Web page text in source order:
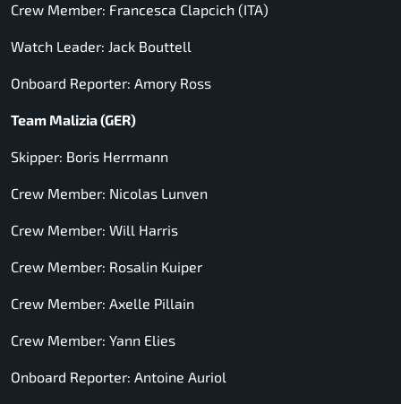
Crew Member: Francesca Clapcich (ITA)
Watch Leader: Jack Bouttell
Onboard Reporter: Amory Ross
Team Malizia (GER)
Skipper: Boris Herrmann
Crew Member: Nicolas Lunven
Crew Member: Will Harris
Crew Member: Rosalin Kuiper
Crew Member: Axelle Pillain
Crew Member: Yann Elies
Onboard Reporter: Antoine Auriol